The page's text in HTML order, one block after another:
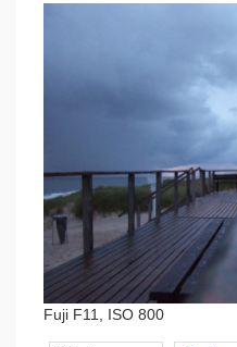
Fuji F11, ISO 800